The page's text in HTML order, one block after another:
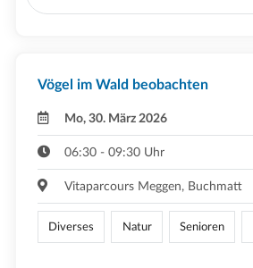
Vögel im Wald beobachten
Mo, 30. März 2026
06:30 - 09:30 Uhr
Vitaparcours Meggen, Buchmatt
Diverses Natur Senioren